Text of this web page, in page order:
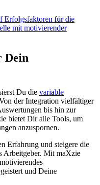
Erfolgsfaktoren für die
mit motivierender
Dein
Du die variable
der Integration vielfältiger
bis hin zur
bietet Dir alle Tools, um
anzuspornen.
Erfahrung und steigere die
Arbeitgeber. Mit maXzie
und Deine